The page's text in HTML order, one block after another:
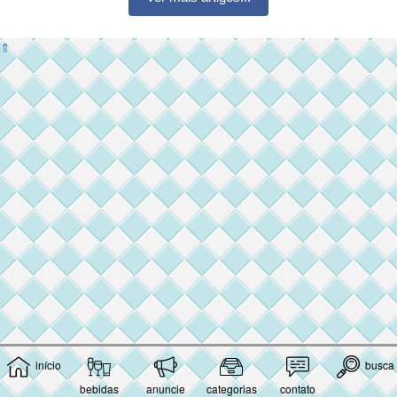
início
bebidas
anuncie categorias contato
busca
⇑